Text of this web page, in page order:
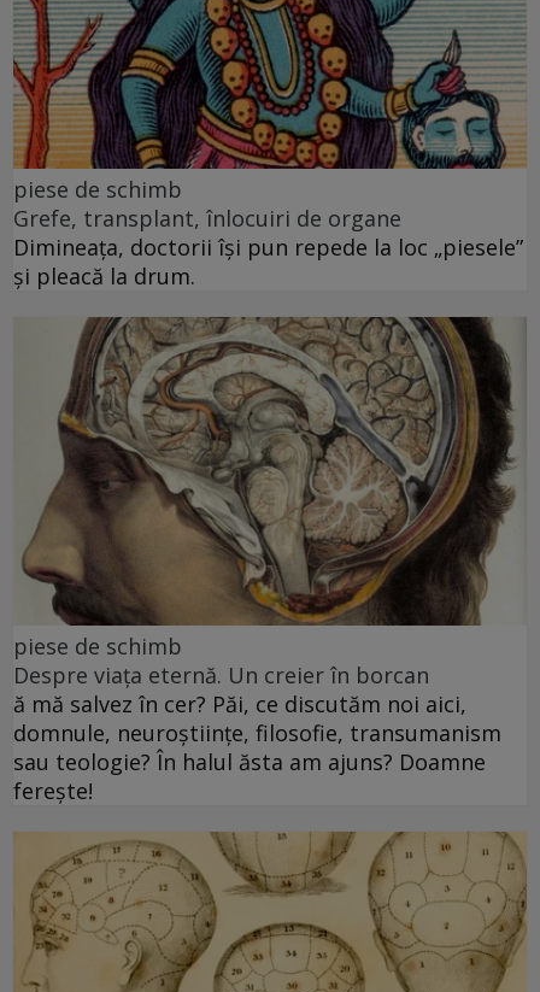
piese de schimb
Grefe, transplant, înlocuiri de organe
Dimineața, doctorii își pun repede la loc „piesele”
și pleacă la drum.
piese de schimb
Despre viața eternă. Un creier în borcan
ă mă salvez în cer? Păi, ce discutăm noi aici,
domnule, neuroștiințe, filosofie, transumanism
sau teologie? În halul ăsta am ajuns? Doamne
ferește!